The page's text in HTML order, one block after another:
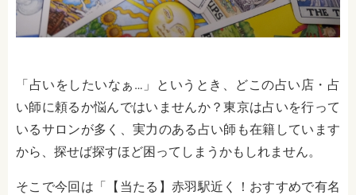
「占いをしたいなぁ…」というとき、どこの占い店・占
い師に頼るか悩んではいませんか？東京は占いを行って
いるサロンが多く、実力のある占い師も在籍しています
から、探せば探すほど困ってしまうかもしれません。
そこで今回は「【当たる】赤羽駅近く！おすすめで有名